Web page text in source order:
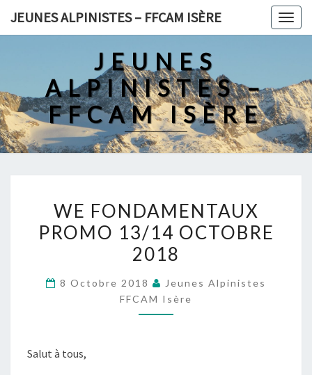
JEUNES ALPINISTES – FFCAM ISÈRE
JEUNES
ALPINISTES –
FFCAM ISÈRE
FONDAMENTAUX
PROMO
13/14
2018
WE FONDAMENTAUX
PROMO 13/14 OCTOBRE
2018
8 Octobre 2018
Jeunes Alpinistes
FFCAM Isère
Salut à tous,